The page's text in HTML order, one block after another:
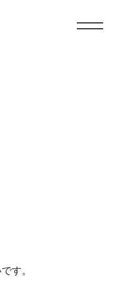
す。